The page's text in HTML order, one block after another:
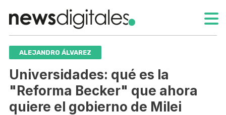
ALEJANDRO ÁLVAREZ
Universidades: qué es la
"Reforma Becker" que ahora
quiere el gobierno de Milei